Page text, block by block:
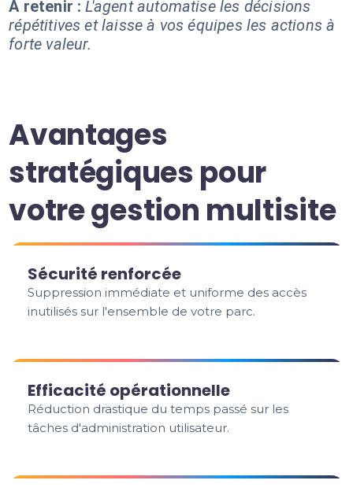
À retenir : L'agent automatise les décisions
répétitives et laisse à vos équipes les actions à
forte valeur.
Avantages
stratégiques pour
votre gestion multisite
Sécurité renforcée
Suppression immédiate et uniforme des accès
inutilisés sur l'ensemble de votre parc.
Efficacité opérationnelle
Réduction drastique du temps passé sur les
tâches d'administration utilisateur.